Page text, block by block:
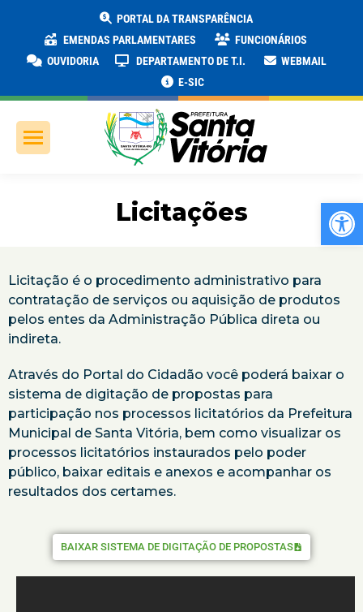
PORTAL DA TRANSPARÊNCIA
EMENDAS PARLAMENTARES
FUNCIONÁRIOS
OUVIDORIA
DEPARTAMENTO DE T.I.
WEBMAIL
E-SIC
Licitações
Licitação é o procedimento administrativo para
contratação de serviços ou aquisição de produtos
pelos entes da Administração Pública direta ou
indireta.
Através do Portal do Cidadão você poderá baixar o
sistema de digitação de propostas para
participação nos processos licitatórios da Prefeitura
Municipal de Santa Vitória, bem como visualizar os
processos licitatórios instaurados pelo poder
público, baixar editais e anexos e acompanhar os
resultados dos certames.
BAIXAR SISTEMA DE DIGITAÇÃO DE PROPOSTAS